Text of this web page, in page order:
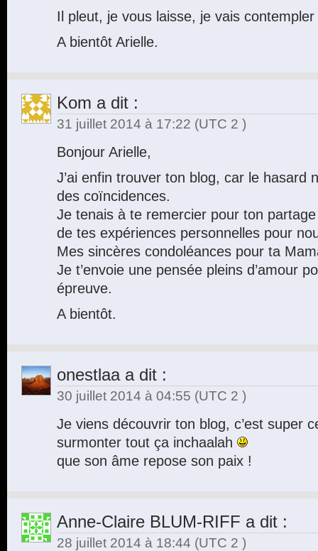
Il pleut, je vous laisse, je vais contempler
A bientôt Arielle.
Kom a dit :
31 juillet 2014 à 17:22 (UTC 2 )
Bonjour Arielle,
J’ai enfin trouver ton blog, car le hasard
des coïncidences.
Je tenais à te remercier pour ton
de tes expériences personnelles pour
Mes sincères condoléances pour ta
Je t’envoie une pensée pleins d’amour
épreuve.
A bientôt.
onestlaaa dit :
30 juillet 2014 à 04:55 (UTC 2 )
Je viens découvrir ton blog, c’est super
surmonter tout ça inchaalah
que son âme repose son paix !
Anne-Claire BLUM-RIFF a dit :
28 juillet 2014 à 18:44 (UTC 2 )